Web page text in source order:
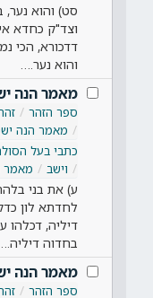
סט) והוא נער,
וצד"ק כחדא
דדכורא, הכי
והוא נער.…
מאמר הנה
ספר הזהר
מאמר הנה
כתבי בעל
וישב
מאמר
ע) את בני
לחדתא לון
דיליה, דכלהו
בחדוה דיליה.…
מאמר הנה
ספר הזהר